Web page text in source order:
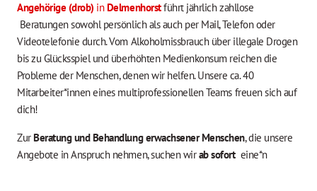
Angehörige (drob) inDelmenhorstführt jährlich zahllose
Beratungen sowohl persönlich als auch per Mail, Telefon oder
Videotelefonie durch. Vom Alkoholmissbrauch über illegale Drogen
bis zu Glücksspiel und überhöhten Medienkonsum reichen die
Probleme der Menschen, denen wir helfen. Unsere ca. 40
Mitarbeiter*innen eines multiprofessionellen Teams freuen sich auf
dich!
Zur Beratung und Behandlung erwachsener Menschen, die unsere
Angebote in Anspruch nehmen, suchen wirab soforteine*n